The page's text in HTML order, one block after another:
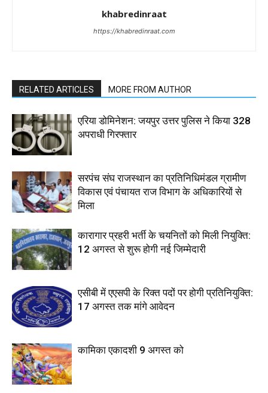
khabredinraat
https://khabredinraat.com
RELATED ARTICLES MORE FROM AUTHOR
एरिया डोमिनेशन: जयपुर उत्तर पुलिस ने किया 328
अपराधी गिरफ्तार
सरपंच संघ राजस्थान का प्रतिनिधिमंडल ग्रामीण
विकास एवं पंचायत राज विभाग के अधिकारियों से
मिला
कारागार प्रहरी भर्ती के चयनितों को मिली नियुक्ति:
12 अगस्त से शुरू होगी नई जिम्मेदारी
एसीबी में एएसपी के रिक्त पदों पर होगी प्रतिनियुक्ति:
17 अगस्त तक मांगे आवेदन
कामिका एकादशी 9 अगस्त को